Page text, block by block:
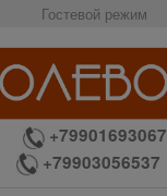
Гостевой режим
+79901693067
+79903056537